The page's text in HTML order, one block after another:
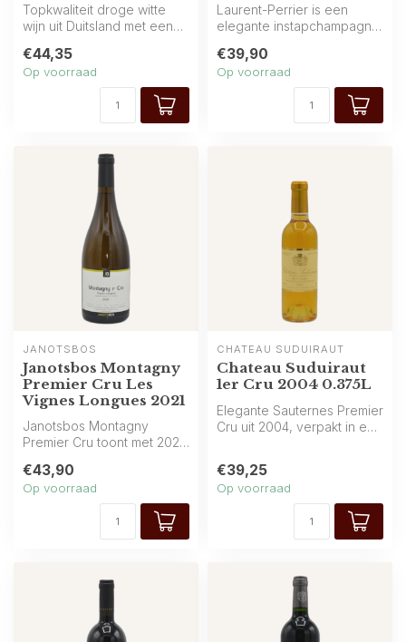
Topkwaliteit droge witte
wijn uit Duitsland met een
aroma...
€44,35
Op voorraad
Laurent-Perrier is een
elegante instapchampagne
Chardonnay....
€39,90
Op voorraad
JANOTSBOS
Janotsbos Montagny
Premier Cru Les
Vignes Longues 2021
Janotsbos Montagny
Premier Cru toont met 2021
gestructureerde stij...
€43,90
Op voorraad
CHÂTEAU SUDUIRAUT
Chateau Suduiraut
1er Cru 2004 0.375L
Elegante Sauternes Premier
Cru uit 2004, verpakt in een
€39,25
Op voorraad